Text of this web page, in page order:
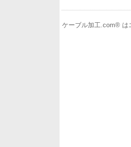
ケーブル加工.com® は